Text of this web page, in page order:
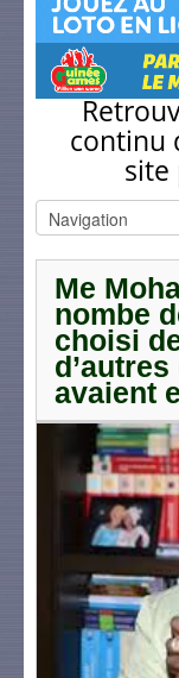
continu
site
Me
nombe
choisi
avaient